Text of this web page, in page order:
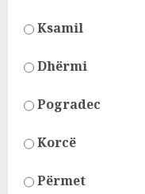
Ksamil
Dhërmi
Pogradec
Korcë
Përmet